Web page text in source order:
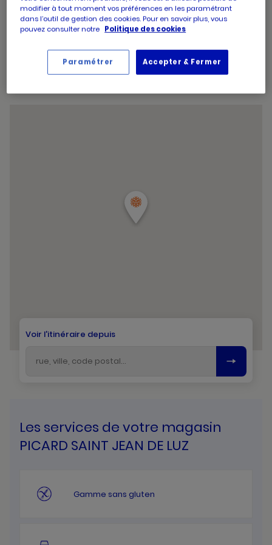
Les horaires exceptionnels
le 15 août 2026, de 09:00 à 19:30
Votre magasin est ouvert toute la journée
Voir l'itinéraire depuis
Les services de votre magasin
PICARD SAINT JEAN DE LUZ
Gamme sans gluten
modifier à tout moment vos préférences en les paramétrant
dans l’outil de gestion des cookies. Pour en savoir plus, vous
pouvez consulter notre Politique des cookies
Accepter & Fermer
Paramétrer